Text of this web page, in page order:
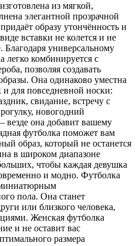
из мягкой,
элегантной прозрачной
образу утончённость и
вставки не колется и не
Благодаря универсальному
легко комбинируется с
позволяя создавать
Она одинаково уместна
и для повседневной носки:
свидание, встречу с
новогодний
она добавит вашему
футболка поможет вам
образ, который не останется
в широком диапазоне
чтобы каждая девушка
и модно. Футболка
пола. Она станет
или близкого человека,
Женская футболка
и не оставит вас
размера